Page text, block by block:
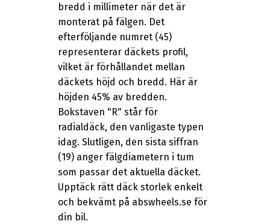
bredd i millimeter när det är
monterat på fälgen. Det
efterföljande numret (45)
representerar däckets profil,
vilket är förhållandet mellan
däckets höjd och bredd. Här är
höjden 45% av bredden.
Bokstaven "R" står för
radialdäck, den vanligaste typen
idag. Slutligen, den sista siffran
(19) anger fälgdiametern i tum
som passar det aktuella däcket.
Upptäck rätt däck storlek enkelt
och bekvämt på abswheels.se för
din bil.